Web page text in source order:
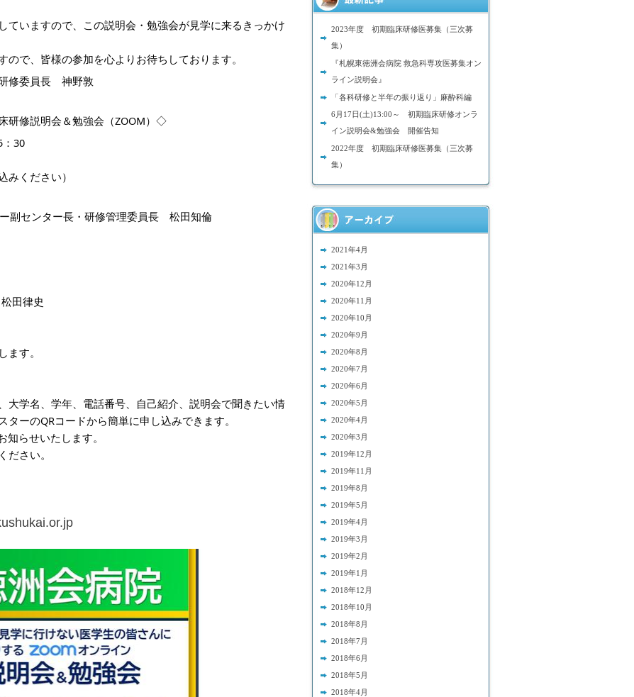
ていますので、この説明会・勉強会が見学に来るきっかけ
で、皆様の参加を心よりお待ちしております。
修委員長　神野敦
研修説明会＆勉強会（ZOOM）◇
：30
みください）
副センター長・研修管理委員長　松田知倫
田律史
す。
大学名、学年、電話番号、自己紹介、説明会で聞きたい情
ーのQRコードから簡単に申し込みできます。
らせいたします。
ださい。
2023年度 初期臨床研修医募集（三次募
集）
『札幌東徳洲会病院 救急科専攻医募集オン
ライン説明会』
「各科研修と半年の振り返り」麻酔科編
6月17日(土)13:00～ 初期臨床研修オンラ
イン説明会&勉強会 開催告知
2022年度 初期臨床研修医募集（三次募
集）
2021年4月
2021年3月
2020年12月
2020年11月
2020年10月
2020年9月
2020年8月
2020年7月
2020年6月
2020年5月
2020年4月
2020年3月
2019年12月
2019年11月
2019年8月
2019年5月
2019年4月
2019年3月
2019年2月
2019年1月
2018年12月
2018年10月
2018年8月
2018年7月
2018年6月
2018年5月
2018年4月